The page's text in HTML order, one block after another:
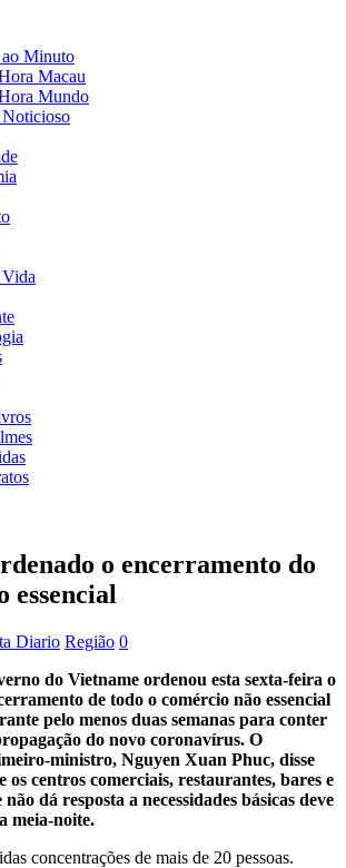
Minuto
Macau
Mundo
o encerramento do
essencial
Diario Região 0
do Vietname ordenou esta sexta-feira o
de todo o comércio não essencial
pelo menos duas semanas para conter
do novo coronavírus. O
ministro, Nguyen Xuan Phuc, disse
os centros comerciais, restaurantes, bares e
dá resposta a necessidades básicas deve
meia-noite.
concentrações de mais de 20 pessoas.